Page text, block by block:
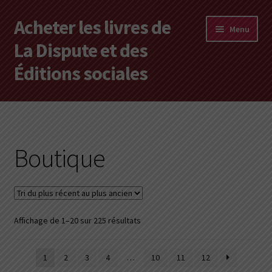
Aller
à
la
navigation
Aller
au
contenu
Acheter les livres de
La Dispute et des
Éditions sociales
Menu
Les livres en vente
Vous cherchez un livre ?
Vers les Éditions sociales
Vers La Dispute
Boutique
Affichage de 1–20 sur 225 résultatsTrié
récent
1 2 3 4 … 10 11 12